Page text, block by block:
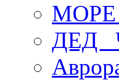
МОРЕ
ДЕД